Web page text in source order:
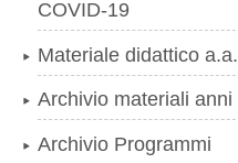
COVID-19
Materiale didattico
Archivio materiali anni
Archivio Programmi